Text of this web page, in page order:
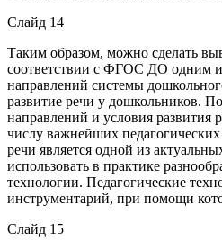
Слайд 14
Таким образом, можно сделать
соответствии с ФГОС ДО одним
направлений системы
развитие речи у дошкольников.
направлений и условия развития
числу важнейших
речи является одной из
использовать в практике
технологии. Педагогические
инструментарий, при помощи
Слайд 15